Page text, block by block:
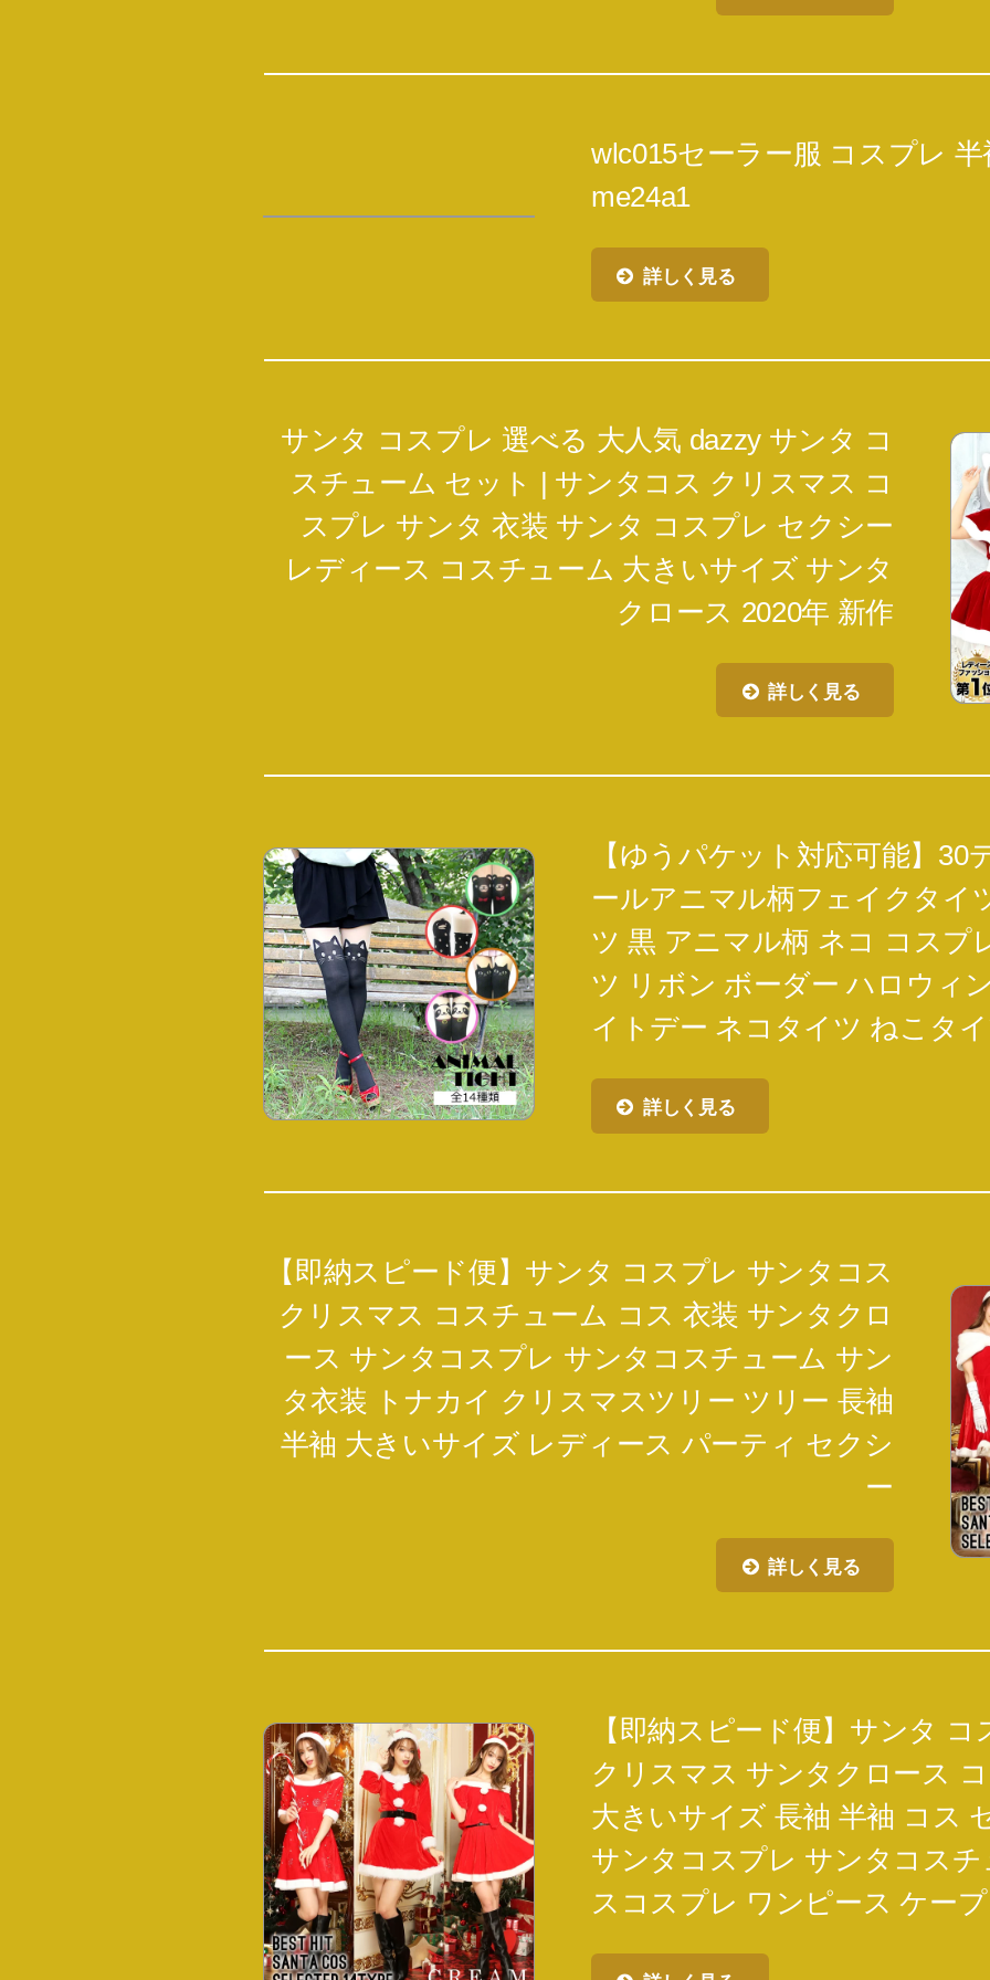
wlc015セーラー服 コスプレ 半
me24a1
詳しく見る
サンタ コスプレ 選べる 大人気 dazzy サンタ コ
スチューム セット | サンタコス クリスマス コ
スプレ サンタ 衣装 サンタ コスプレ セクシー
レディース コスチューム 大きいサイズ サンタ
クロース 2020年 新作
詳しく見る
【ゆうパケット対応可能】30
ールアニマル柄フェイクタイ
ツ 黒 アニマル柄 ネコ コスプ
ツ リボン ボーダー ハロウィ
イトデー ネコタイツ ねこタ
詳しく見る
【即納スピード便】サンタ コスプレ サンタコス
クリスマス コスチューム コス 衣装 サンタクロ
ース サンタコスプレ サンタコスチューム サン
タ衣装 トナカイ クリスマスツリー ツリー 長袖
半袖 大きいサイズ レディース パーティ セクシ
ー
詳しく見る
【即納スピード便】サンタ
クリスマス サンタクロース
大きいサイズ 長袖 半袖 コス
サンタコスプレ サンタコス
スコスプレ ワンピース ケー